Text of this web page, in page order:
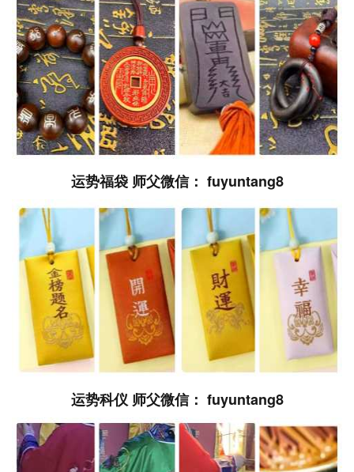
运势福袋 师父微信： fuyuntang8
运势科仪 师父微信： fuyuntang8